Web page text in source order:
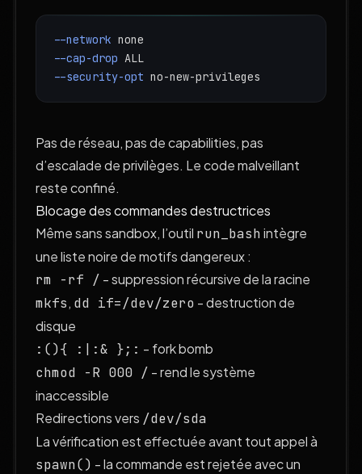
--network none
--cap-drop ALL
--security-opt no-new-privileges
Pas de réseau, pas de capabilities, pas
d’escalade de privilèges. Le code malveillant
reste confiné.
Blocage des commandes destructrices
Même sans sandbox, l’outil run_bashintègre
une liste noire de motifs dangereux :
rm -rf / - suppression récursive de la racine
mkfs, dd if=/dev/zero - destruction de
disque
:(){ :|:& };: - fork bomb
chmod -R 000 / - rend le système
inaccessible
Redirections vers /dev/sda
La vérification est effectuée avant tout appel à
spawn() - la commande est rejetée avec un